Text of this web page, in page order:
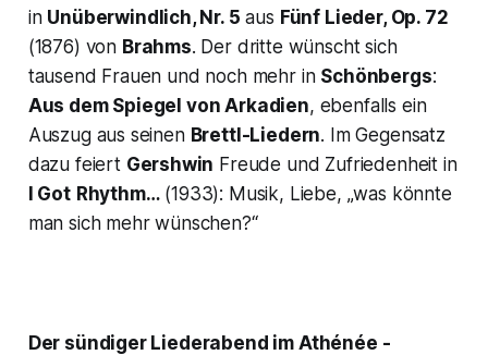
in Unüberwindlich, Nr. 5 aus Fünf Lieder, Op. 72
(1876) von Brahms. Der dritte wünscht sich
tausend Frauen und noch mehr in Schönbergs:
Aus dem Spiegel von Arkadien, ebenfalls ein
Auszug aus seinen Brettl-Liedern. Im Gegensatz
dazu feiert Gershwin Freude und Zufriedenheit in
I Got Rhythm…(1933): Musik, Liebe, „was könnte
man sich mehr wünschen?“
Der sündiger Liederabend im Athénée -